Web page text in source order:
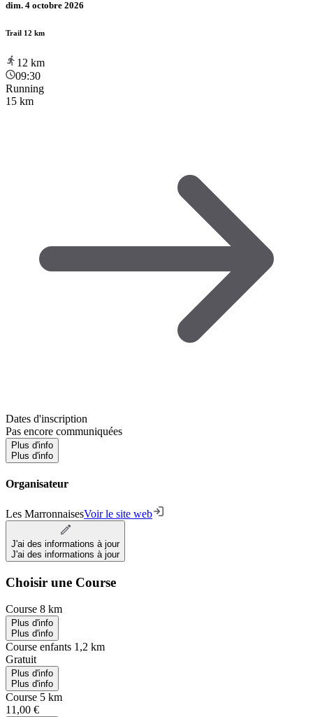
dim. 4 octobre 2026
Trail 12 km
12 km
09:30
Running
15 km
Dates d'inscription
Pas encore communiquées
Plus d'info
Plus d'info
Organisateur
Les MarronnaisesVoir le site web
J'ai des informations à jour
J'ai des informations à jour
Choisir une Course
Course 8 km
Plus d'info
Plus d'info
Course enfants 1,2 km
Gratuit
Plus d'info
Plus d'info
Course 5 km
11,00 €